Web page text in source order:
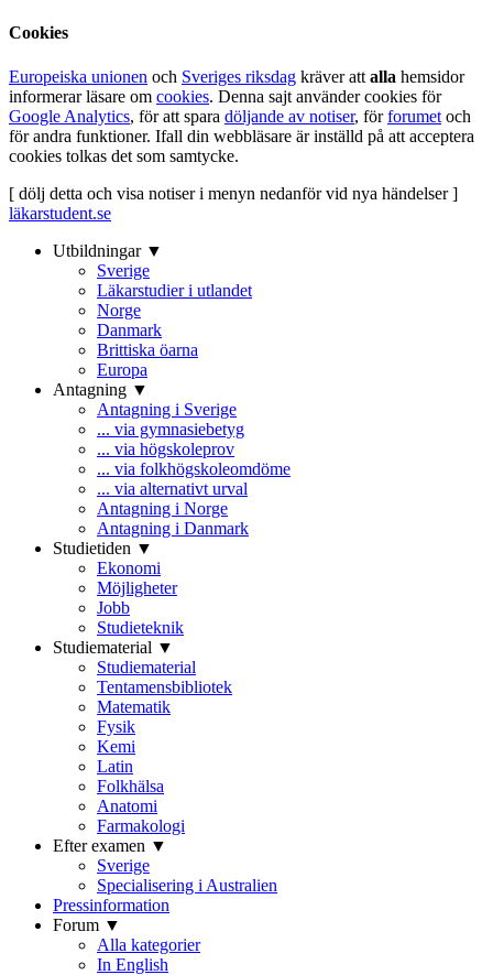
Cookies
Europeiska unionen och Sveriges riksdag kräver att alla hemsidor
informerar läsare om cookies. Denna sajt använder cookies för
Google Analytics, för att spara döljande av notiser, förforumet och
för andra funktioner. Ifall din webbläsare är inställd på att acceptera
cookies tolkas det som samtycke.
[ dölj detta och visa notiser i menyn nedanför vid nya händelser ]
läkarstudent.se
Utbildningar ▼
Sverige
Läkarstudier i utlandet
Norge
Danmark
Brittiska öarna
Europa
Antagning ▼
Antagning i Sverige
... via gymnasiebetyg
... via högskoleprov
... via folkhögskoleomdöme
... via alternativt urval
Antagning i Norge
Antagning i Danmark
Studietiden ▼
Ekonomi
Möjligheter
Jobb
Studieteknik
Studiematerial ▼
Studiematerial
Tentamensbibliotek
Matematik
Fysik
Kemi
Latin
Folkhälsa
Anatomi
Farmakologi
Efter examen ▼
Sverige
Specialisering i Australien
Pressinformation
Forum ▼
Alla kategorier
In English